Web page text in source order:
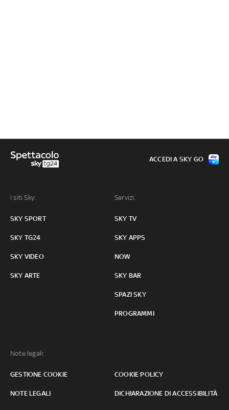
I siti Sky:
SKY SPORT
SKY TG24
SKY VIDEO
SKY ARTE
Servizi:
SKY TV
SKY APPS
NOW
SKY BAR
SPAZI SKY
PROGRAMMI
Note legali:
GESTIONE COOKIE COOKIE POLICY
NOTE LEGALI DICHIARAZIONE DI ACCESSIBILITÀ
ACCEDI A SKY GO